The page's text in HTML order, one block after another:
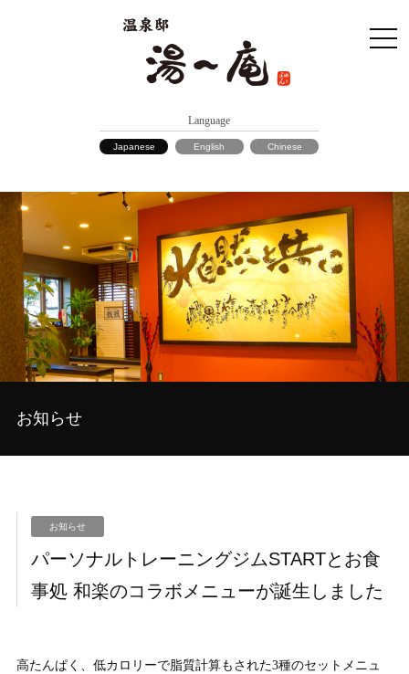
Language
Japanese English Chinese
お知らせ
お知らせ
パーソナルトレーニングジムSTARTとお食
事処 和楽のコラボメニューが誕生しました
高たんぱく、低カロリーで脂質計算もされた3種のセットメニュ